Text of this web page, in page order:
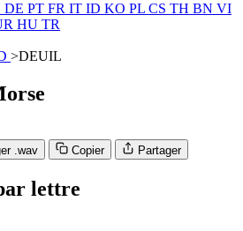
DE PT FR IT ID KO PL CS TH BN VI
HU TR
>DEUIL
.wav Copier Partager
lettre